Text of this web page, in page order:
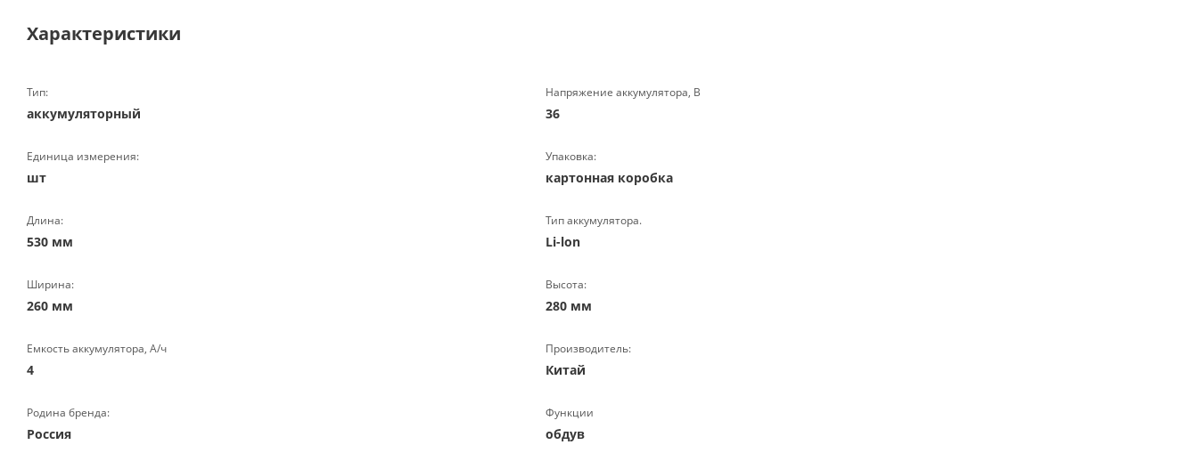
Характеристики
Тип:
аккумуляторный
Напряжение аккумулятора, В
36
Единица измерения:
шт
Упаковка:
картонная коробка
Длина:
530 мм
Тип аккумулятора.
Li-lon
Ширина:
260 мм
Высота:
280 мм
Емкость аккумулятора, А/ч
4
Производитель:
Китай
Родина бренда:
Россия
Функции
обдув